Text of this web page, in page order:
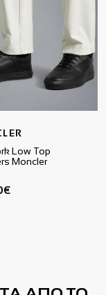
Low Top
Moncler